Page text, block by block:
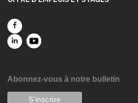
Abonnez-vous à notre bulletin